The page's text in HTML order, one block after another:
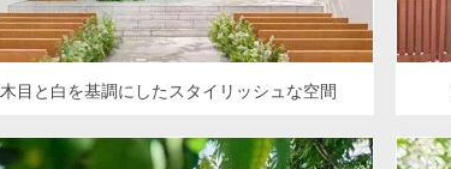
木目と白を基調にしたスタイリッシュな空間